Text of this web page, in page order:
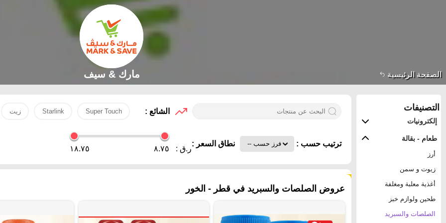
الصفحة الرئيسية مارك & سيف
التصنيفات
إلكترونيات
طعام - بقالة
أرز
زيوت و سمن
أغذية معلبة ومغلفة
طحين ولوازم خبز
الصلصات والسبريد
الشائع : Super Touch
Starlink زيت
ترتيب حسب : نطاق السعر :
ر.ق : ٨.٧٥ ١٨.٧٥
عروض الصلصات والسبريد في قطر - الخور